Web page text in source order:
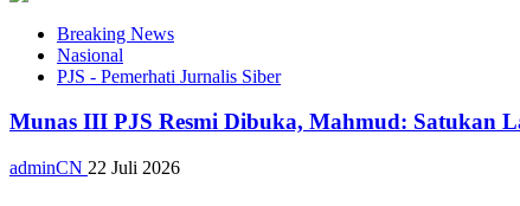
Breaking News
Nasional
PJS - Pemerhati Jurnalis Siber
Munas III PJS Resmi Dibuka, Mahmud: Satukan
adminCN 22 Juli 2026